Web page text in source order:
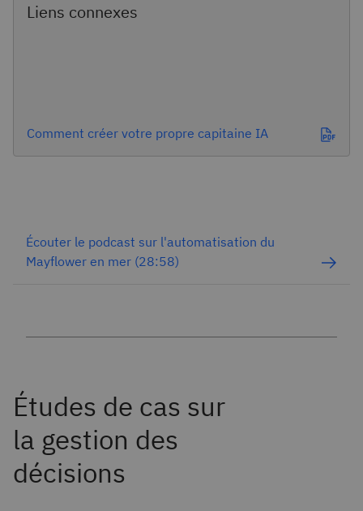
Liens connexes
Comment créer votre propre capitaine IA
Écouter le podcast sur l'automatisation du
Mayflower en mer (28:58)